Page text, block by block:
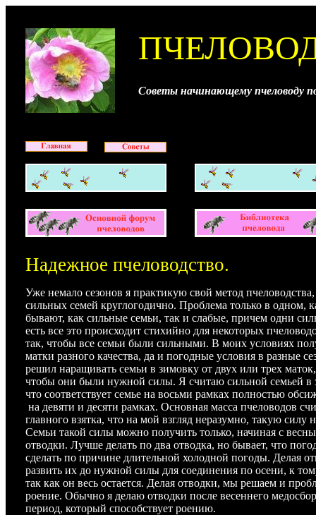
Советы начинающему пчеловоду
Надежное пчеловодство.
Уже немало сезонов я практикую свой метод
сильных семей круглогодично. Проблема только в одном,
бывают, как сильные семьи, так и слабые, причем одни
есть все это происходит стихийно для некоторых
так, чтобы все семьи были сильными. В моих условиях
матки разного качества, да и погодные условия в разные
решил наращивать семьи в зимовку от двух или трех
чтобы они были нужной силы. Я считаю сильной семьей в
что соответствует семье на восьми рамках полностью
на девяти и десяти рамках. Основная масса пчеловодов
главного взятка, что на мой взгляд неразумно, такую
Семьи такой силы можно получить только, начиная с
отводки. Лучше делать по два отводка, но бывает, что
сделать по причине длительной холодной погоды. Делая
развить их до нужной силы для соединения по осени, к
так как он весь остается. Делая отводки, мы решаем и
роение. Обычно я делаю отводки после весеннего
период, который способствует роению.